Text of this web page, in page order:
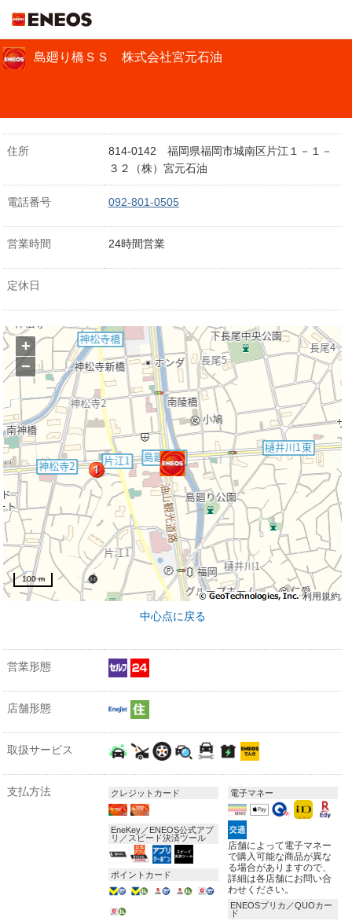
島廻り橋ＳＳ 株式会社宮元石油
住所
814-0142 福岡県福岡市城南区片江１－１－
３２（株）宮元石油
電話番号 092-801-0505
営業時間 24時間営業
定休日
利用規約
+
−
100 m
中心点に戻る
営業形態
店舗形態
取扱サービス
支払方法 クレジットカード
EneKey／ENEOS公式アプ
リ／スピード決済ツール
ポイントカード
電子マネー
店舗によって電子マネー
で購入可能な商品が異な
る場合がありますので、
詳細は各店舗にお問い合
わせください。
ENEOSプリカ／QUOカー
ド